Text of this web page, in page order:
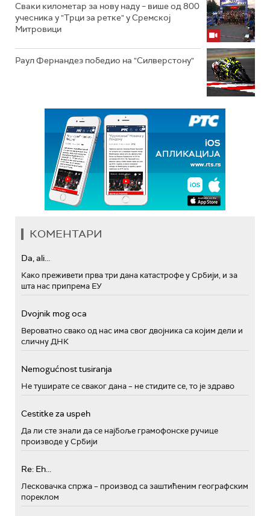
Сваки километар за нову наду – више од 800
учесника у "Трци за ретке" у Сремској
Митровици
Раул Фернандез победио на "Силверстону"
КОМЕНТАРИ
Da, ali...
Како преживети прва три дана катастрофе у Србији, и за
шта нас припрема ЕУ
Dvojnik mog oca
Вероватно свако од нас има свог двојника са којим дели и
сличну ДНК
Nemogućnost tusiranja
Не туширате се сваког дана – не стидите се, то је здраво
Cestitke za uspeh
Да ли сте знали да се најбоље грамофонске ручице
производе у Србији
Re: Eh...
Лесковачка спржа – производ са заштићеним географским
пореклом